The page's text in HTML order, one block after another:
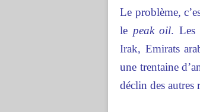
Le problème,
le peak oil. Les
Irak, Emirats
une trentaine
déclin des autres